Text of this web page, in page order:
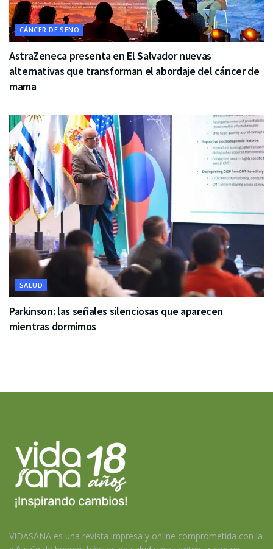
CÁNCER DE SENO
AstraZeneca presenta en El Salvador nuevas
alternativas que transforman el abordaje del cáncer de
mama
SALUD
Parkinson: las señales silenciosas que aparecen
mientras dormimos
VIDASANA es una revista impresa y online comprometida con la